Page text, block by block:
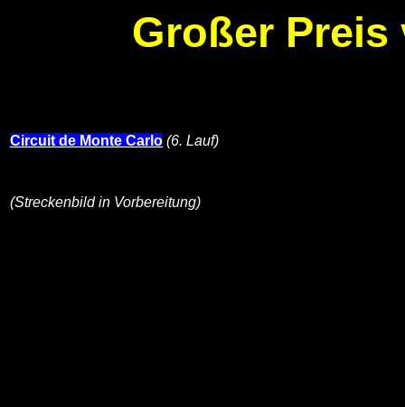
Großer Preis
Circuit de Monte Carlo (6. Lauf)
(Streckenbild in Vorbereitung)